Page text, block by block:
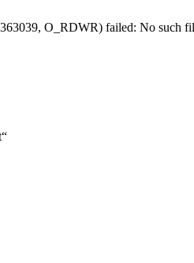
O_RDWR) failed: No such